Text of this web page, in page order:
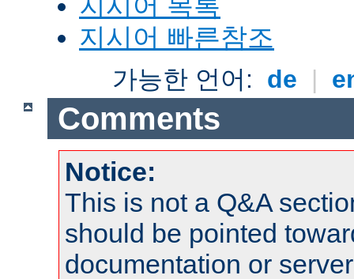
지시어 빠른참조
가능한 언어: de |
Comments
Notice:
This is not a Q&A
should be pointed
documentation or